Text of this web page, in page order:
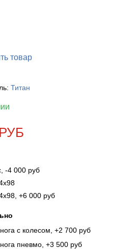
товар
Титан
-4 000 руб
+6 000 руб
с колесом, +2 700 руб
пневмо, +3 500 руб